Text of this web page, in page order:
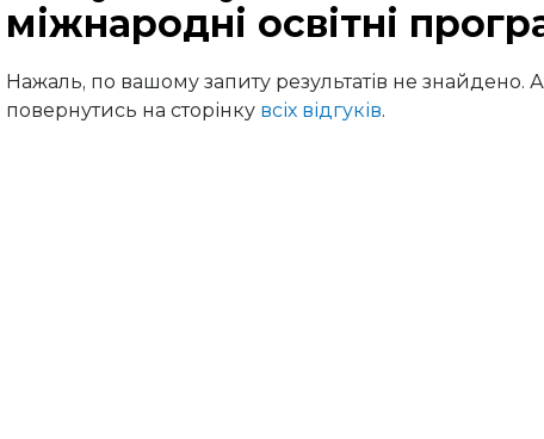
міжнародні освітні
Нажаль, по вашому запиту результатів не знайдено.
повернутись на сторінку всіх відгуків.